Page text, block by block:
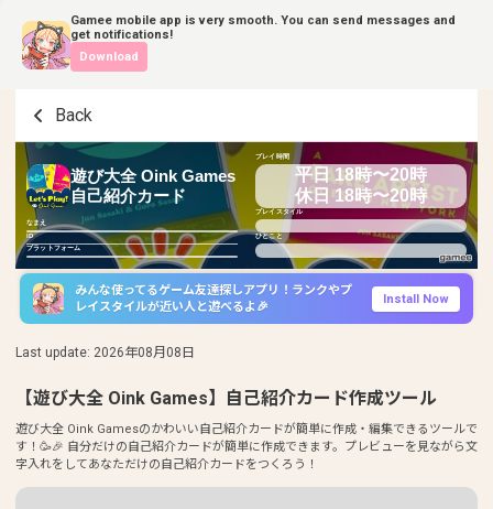
Gamee mobile app is very smooth. You can send messages and
get notifications!
Download
Back
遊び大全 Oink Games
自己紹介カード
なまえ
ID
プラットフォーム
プレイ時間
平日 18時〜20時
休日 18時〜20時
プレイスタイル
ひとこと
みんな使ってるゲーム友達探しアプリ！ランクやプ
レイスタイルが近い人と遊べるよ🎉
Install Now
Last update: 2026年08月08日
【遊び大全 Oink Games】自己紹介カード作成ツール
遊び大全 Oink Gamesのかわいい自己紹介カードが簡単に作成・編集できるツールで
す！🥳🎉 自分だけの自己紹介カードが簡単に作成できます。プレビューを見ながら文
字入れをしてあなただけの自己紹介カードをつくろう！